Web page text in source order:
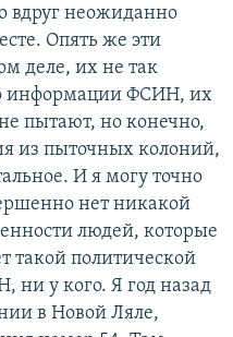
вдруг неожиданно
Опять же эти
деле, их не так
информации ФСИН, их
пытают, но конечно,
из пыточных колоний,
И я могу точно
нет никакой
людей, которые
такой политической
ни у кого. Я год назад
в Новой Ляле,